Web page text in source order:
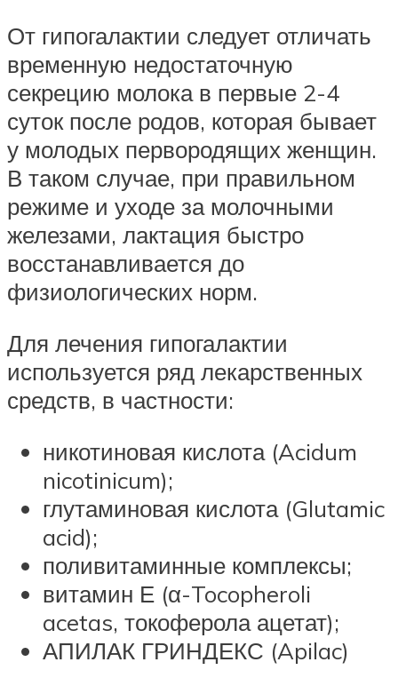
От гипогалактии следует отличать
временную недостаточную
секрецию молока в первые 2-4
суток после родов, которая бывает
у молодых первородящих женщин.
В таком случае, при правильном
режиме и уходе за молочными
железами, лактация быстро
восстанавливается до
физиологических норм.
Для лечения гипогалактии
используется ряд лекарственных
средств, в частности:
никотиновая кислота (Acidum
nicotinicum);
глутаминовая кислота (Glutamic
acid);
поливитаминные комплексы;
витамин Е (α-Tocopheroli
acetas, токоферола ацетат);
АПИЛАК ГРИНДЕКС (Apilac)